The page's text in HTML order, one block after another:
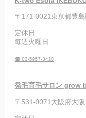
〒171-0021東京都豊
定休日
毎週火曜日
☎ 03-5957-3410
発毛育毛サロン grow
〒531-0071大阪府大